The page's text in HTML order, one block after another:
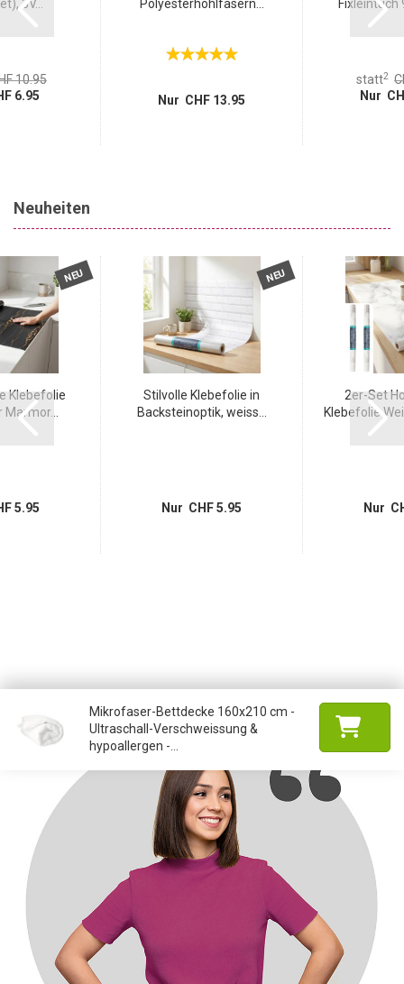
3V...
10.95
6.95
Polyesterhohlfasern...
Nur CHF 13.95
Fixleintuch
statt2
Nur
Neuheiten
NEU
Klebefolie
5.95
NEU
Stilvolle Klebefolie in
Backsteinoptik, weiss...
Nur CHF 5.95
2er-Set
Klebefolie
Nur
Mikrofaser-Bettdecke 160x210 cm -
Ultraschall-Verschweissung &
hypoallergen -...